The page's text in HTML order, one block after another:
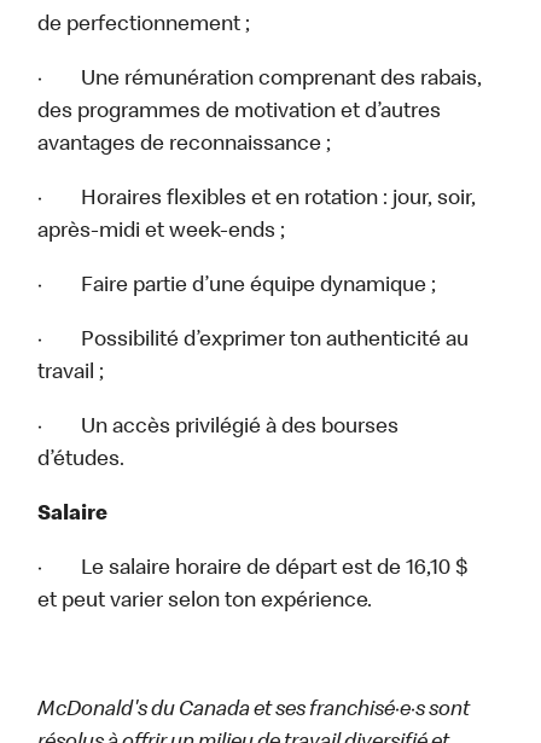
de perfectionnement ;
· Une rémunération comprenant des rabais,
des programmes de motivation et d’autres
avantages de reconnaissance ;
· Horaires flexibles et en rotation : jour, soir,
après-midi et week-ends ;
· Faire partie d’une équipe dynamique ;
· Possibilité d’exprimer ton authenticité au
travail ;
· Un accès privilégié à des bourses
d’études.
Salaire
· Le salaire horaire de départ est de 16,10 $
et peut varier selon ton expérience.
McDonald's du Canada et ses franchisé·e·s sont